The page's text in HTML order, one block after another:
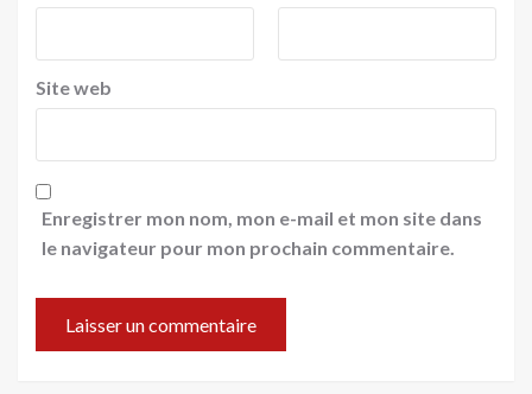
Site web
Enregistrer mon nom, mon e-mail et mon site dans
le navigateur pour mon prochain commentaire.